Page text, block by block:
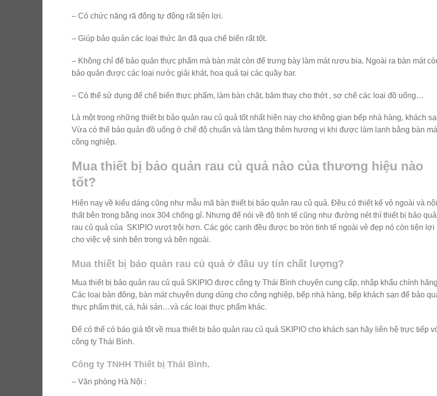
– Có chức năng rã đông tự động rất tiện lợi.
– Giúp bảo quản các loại thức ăn đã qua chế biến rất tốt.
– Không chỉ để bảo quản thực phẩm mà bàn mát còn để trưng bày làm mát rượu bia. Ngoài ra bàn mát
bảo quản được các loại nước giải khát, hoa quả tại các quầy bar.
– Có thể sử dụng để chế biến thực phẩm, làm bàn chặt, băm thay cho thớt , sơ chế các loại đồ uống…
Là một trong những thiết bị bảo quản rau củ quả tốt nhất hiện nay cho không gian bếp nhà hàng, khách
Vừa có thể bảo quản đồ uống ở chế độ chuẩn và làm tăng thêm hương vị khi được làm lạnh bằng bàn
công nghiệp.
Mua thiết bị bảo quản rau củ quả nào của thương hiệu nào
tốt?
Hiện nay về kiểu dáng cũng như mẫu mã bàn thiết bị bảo quản rau củ quả. Đều có thiết kế vỏ ngoài và nội
thất bên trong bằng inox 304 chống gỉ. Nhưng để nói về độ tinh tế cũng như đường nét thì thiết bị bảo
rau củ quả của SKIPIO vượt trội hơn. Các góc cạnh đều được bo tròn tinh tế ngoài vẻ đẹp nó còn tiện lợi
cho việc vệ sinh bên trong và bên ngoài.
Mua thiết bị bảo quản rau củ quả ở đâu uy tín chất lượng?
Mua thiết bị bảo quản rau củ quả SKIPIO được công ty Thái Bình chuyên cung cấp, nhập khẩu chính
Các loại bàn đông, bàn mát chuyên dụng dùng cho công nghiệp, bếp nhà hàng, bếp khách sạn để bảo
thực phẩm thịt, cá, hải sản…và các loại thực phẩm khác.
Để có thể có báo giá tốt về mua thiết bị bảo quản rau củ quả SKIPIO cho khách sạn hãy liên hệ trực tiếp
công ty Thái Bình.
Công ty TNHH Thiết bị Thái Bình.
– Văn phòng Hà Nội :